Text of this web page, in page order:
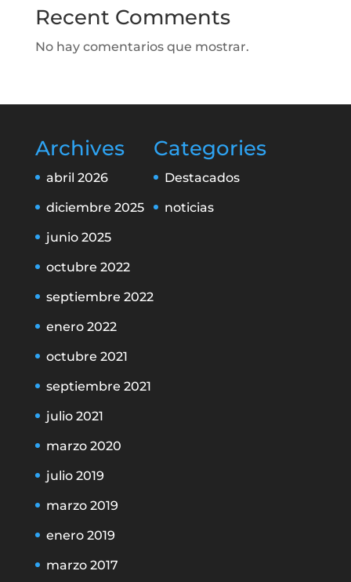
Recent Comments
No hay comentarios que mostrar.
Archives
abril 2026
diciembre 2025
junio 2025
octubre 2022
septiembre 2022
enero 2022
octubre 2021
septiembre 2021
julio 2021
marzo 2020
julio 2019
marzo 2019
enero 2019
marzo 2017
Categories
Destacados
noticias